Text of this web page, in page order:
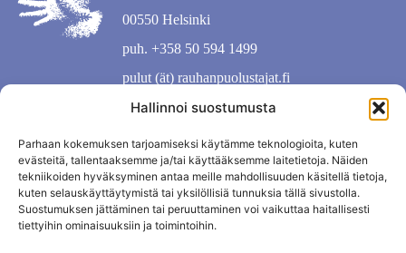
Hallinnoi suostumusta
Parhaan kokemuksen tarjoamiseksi käytämme teknologioita, kuten
evästeitä, tallentaaksemme ja/tai käyttääksemme laitetietoja. Näiden
tekniikoiden hyväksyminen antaa meille mahdollisuuden käsitellä tietoja,
kuten selauskäyttäytymistä tai yksilöllisiä tunnuksia tällä sivustolla.
Suostumuksen jättäminen tai peruuttaminen voi vaikuttaa haitallisesti
tiettyihin ominaisuuksiin ja toimintoihin.
00550 Helsinki
puh. +358 50 594 1499
pulut (ät) rauhanpuolustajat.fi